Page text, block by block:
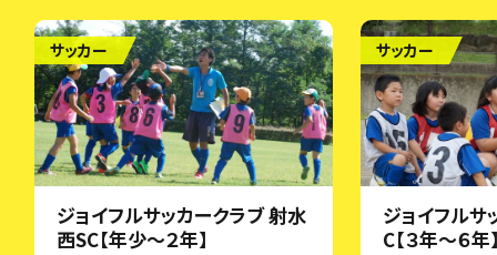
サッカー
ジョイフルサッカークラブ 射水
西SC【年少～２年】
サッカー
ジョイフルサ
C【３年～６年